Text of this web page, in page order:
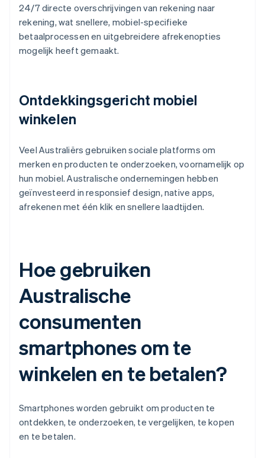
24/7 directe overschrijvingen van rekening naar
rekening, wat snellere, mobiel-specifieke
betaalprocessen en uitgebreidere afrekenopties
mogelijk heeft gemaakt.
Ontdekkingsgericht mobiel
winkelen
Veel Australiërs gebruiken sociale platforms om
merken en producten te onderzoeken, voornamelijk op
hun mobiel. Australische ondernemingen hebben
geïnvesteerd in responsief design, native apps,
afrekenen met één klik en snellere laadtijden.
Hoe gebruiken
Australische
consumenten
smartphones om te
winkelen en te betalen?
Smartphones worden gebruikt om producten te
ontdekken, te onderzoeken, te vergelijken, te kopen
en te betalen.